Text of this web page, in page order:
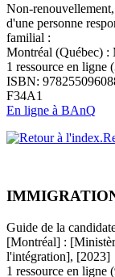
Non-
d'une personne
familial :
Montréal (Québec) :
1 ressource en ligne
ISBN:
F34A1
En ligne à BAnQ
Guide de la
[Montréal] :
l'intégration], [2023]
1 ressource en ligne